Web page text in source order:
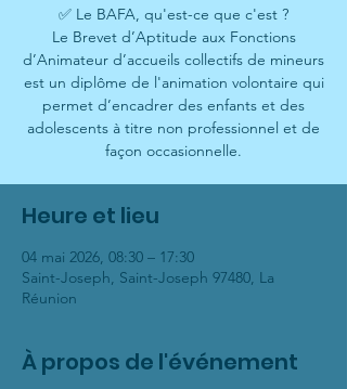
✅ Le BAFA, qu'est-ce que c'est ?
Le Brevet d’Aptitude aux Fonctions
d’Animateur d’accueils collectifs de mineurs
est un diplôme de l'animation volontaire qui
permet d’encadrer des enfants et des
adolescents à titre non professionnel et de
façon occasionnelle.
Heure et lieu
04 mai 2026, 08:30 – 17:30
Saint-Joseph, Saint-Joseph 97480, La
Réunion
À propos de l'événement